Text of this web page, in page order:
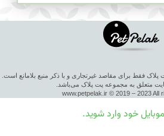
پلاک فقط برای مقاصد غیرتجاری و با ذکر منبع بلامانع است.
متعلق به مجموعه پت پلاک می‌باشد.
www.petpelak.ir © 2019 – 2023 All
خود وارد شوید.